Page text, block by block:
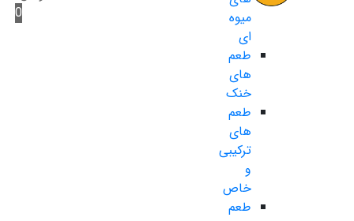
میوه
ای
طعم
های
خنک
طعم
های
ترکیبی
و
خاص
طعم
0